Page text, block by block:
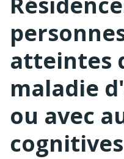
atteintes
maladie
ou avec
cognitives